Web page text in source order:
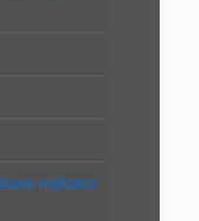
mijloace